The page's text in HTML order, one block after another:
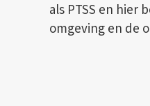
als PTSS en hier
omgeving en de